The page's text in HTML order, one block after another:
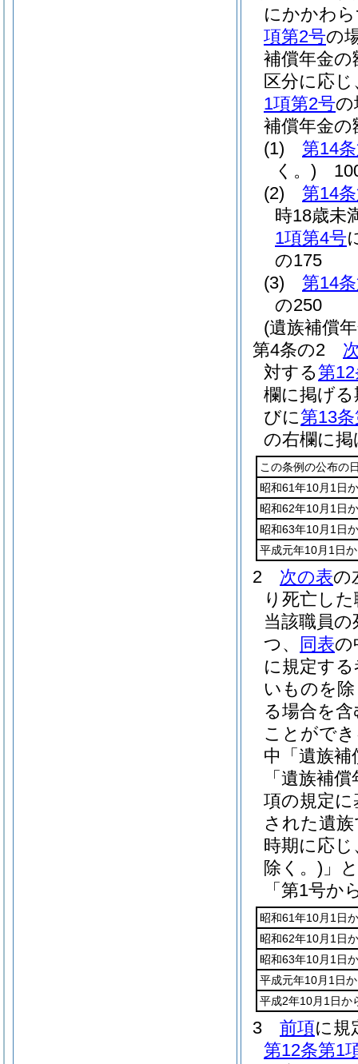
にかかわ
項第2号の
補償年金
区分に応じ
1項第2号の
補償年金
(1)
第14
く。)
(2)
第14
時18歳未
1項第4号
の175
(3)
第14
の250
(遺族補償
第4条の2
対する第
欄に掲げ
びに第13
の右欄に
この条例の公布の
昭和61年10月1日
昭和62年10月1日
昭和63年10月1日
平成元年10月1日
2 次の表の
り死亡し
当該職員
つ、
同表の
に規定す
いものを
る場合を含
ことがで
中「遺族
「遺族補
項の規定
された遺
時期に応
除く。) 」
「第1号
昭和61年10月1日
昭和62年10月1日
昭和63年10月1日
平成元年10月1日
平成2年10月1日か
3 前項に規
第12条第1